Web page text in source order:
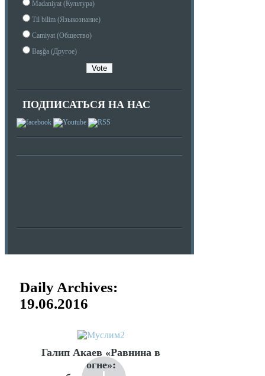
Madaniyat (Культура)
Til bilim (Языкознание)
Camiyat (Общество)
Başğa (Другое)
ПОДПИСАТЬСЯ НА НАС
Daily Archives:
19.06.2016
Галип Акаев «Равнина в
огне»: